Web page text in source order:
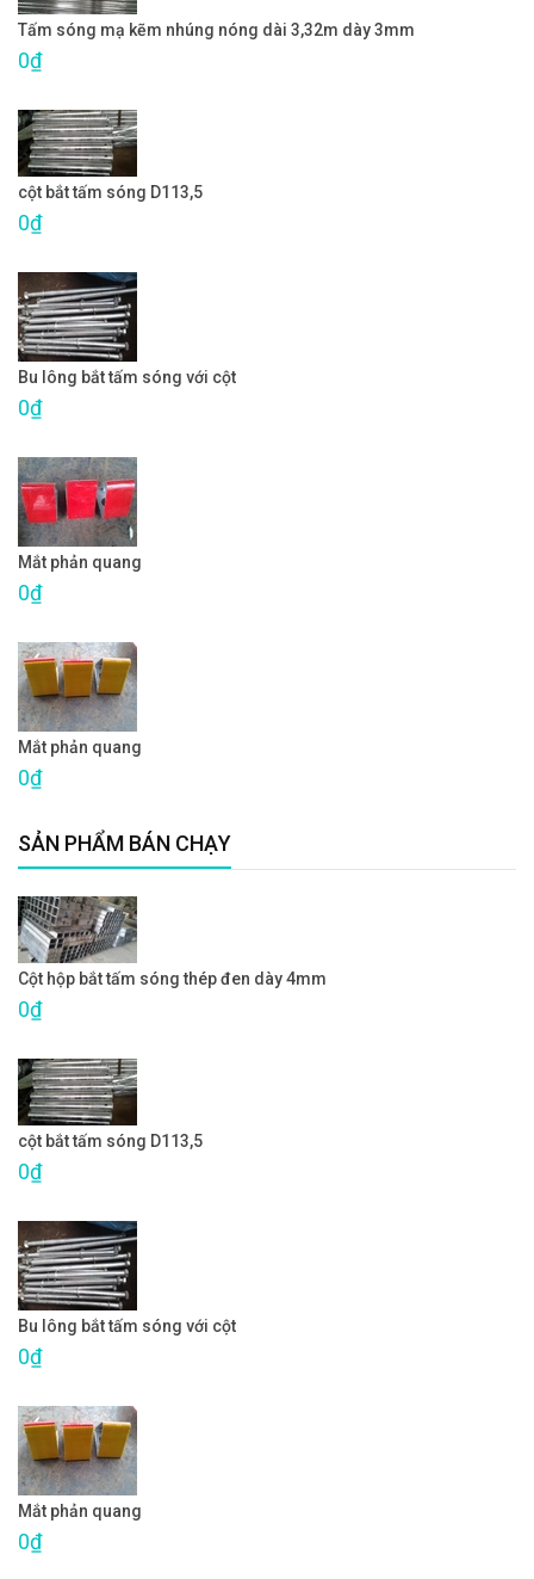
Tấm sóng mạ kẽm nhúng nóng dài 3,32m dày 3mm
0₫
cột bắt tấm sóng D113,5
0₫
Bu lông bắt tấm sóng với cột
0₫
Mắt phản quang
0₫
Mắt phản quang
0₫
SẢN PHẨM BÁN CHẠY
Cột hộp bắt tấm sóng thép đen dày 4mm
0₫
cột bắt tấm sóng D113,5
0₫
Bu lông bắt tấm sóng với cột
0₫
Mắt phản quang
0₫